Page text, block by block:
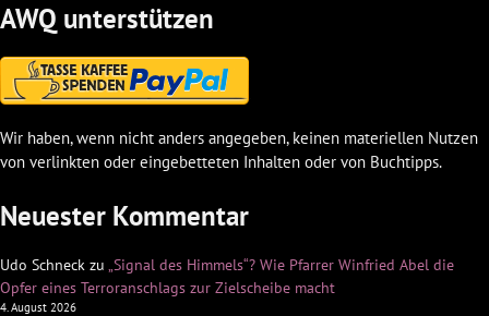
AWQ unterstützen
Wir haben, wenn nicht anders angegeben, keinen materiellen Nutzen
von verlinkten oder eingebetteten Inhalten oder von Buchtipps.
Neuester Kommentar
Udo Schneck zu „Signal des Himmels“? Wie Pfarrer Winfried Abel die
Opfer eines Terroranschlags zur Zielscheibe macht
4. August 2026